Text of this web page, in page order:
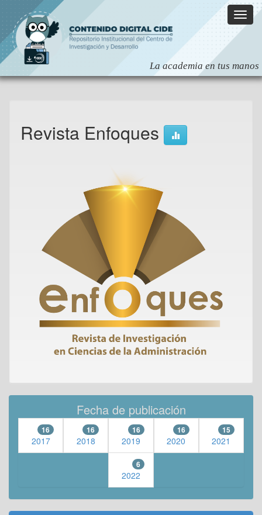
navigation
Revista Enfoques
Fecha de publicación
16
2017
16
2018
16
2019
16
2020
15
2021
6
2022